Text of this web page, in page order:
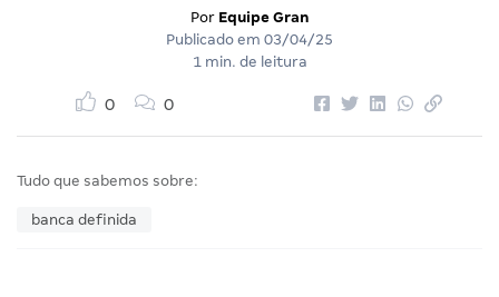
Por Equipe Gran
Publicado em 03/04/25
1 min. de leitura
0 0
Tudo que sabemos sobre:
banca definida